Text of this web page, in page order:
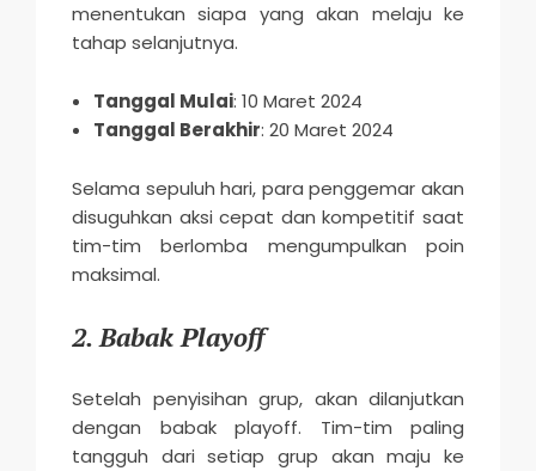
menentukan siapa yang akan melaju ke
tahap selanjutnya.
Tanggal Mulai: 10 Maret 2024
Tanggal Berakhir: 20 Maret 2024
Selama sepuluh hari, para penggemar akan
disuguhkan aksi cepat dan kompetitif saat
tim-tim berlomba mengumpulkan poin
maksimal.
2. Babak Playoff
Setelah penyisihan grup, akan dilanjutkan
dengan babak playoff. Tim-tim paling
tangguh dari setiap grup akan maju ke